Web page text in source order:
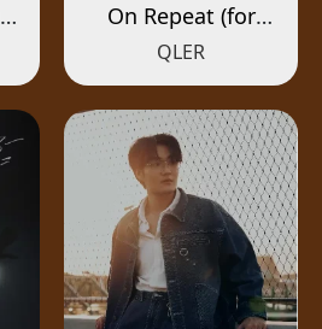
On Repeat (for
khun)
QLER